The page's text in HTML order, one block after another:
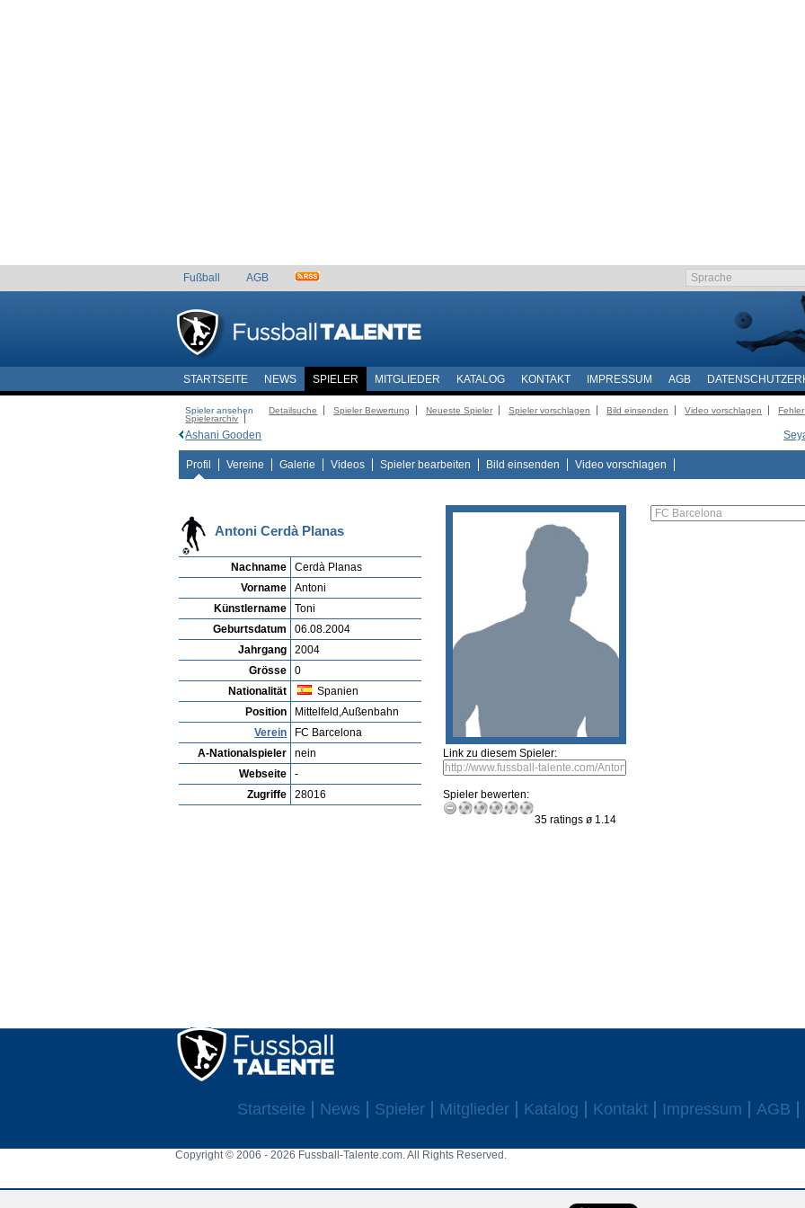
Fußball AGB
STARTSEITE NEWS SPIELER MITGLIEDER KATALOG KONTAKT IMPRESSUM AGB
Spieler ansehen Detailsuche Spieler Bewertung Neueste Spieler Spieler vorschlagen Bild einsenden Video vorschlagen
Spielerarchiv
Ashani Gooden
Profil Vereine Galerie Videos Spieler bearbeiten Bild einsenden Video vorschlagen
Antoni Cerdà Planas
Nachname
Cerdà Planas
Vorname
Antoni
Künstlername
Toni
Geburtsdatum
06.08.2004
Jahrgang
2004
Grösse
0
Nationalität
Spanien
Position
Mittelfeld,Außenbahn
Verein
FC Barcelona
A-Nationalspieler
nein
Webseite
-
Zugriffe
28016
Link zu diesem Spieler:
Spieler bewerten:
35 ratings ø 1.14
Startseite News Spieler Mitglieder Katalog Kontakt Impressum AGB
Copyright © 2006 - 2026 Fussball-Talente.com. All Rights Reserved.